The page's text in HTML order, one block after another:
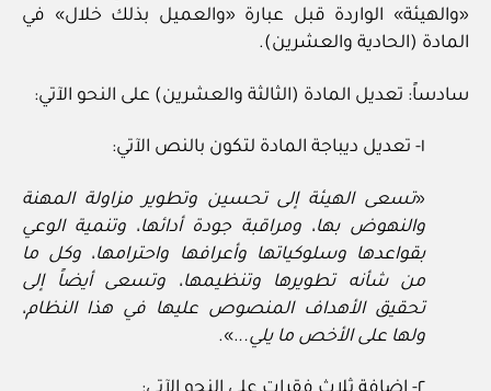
«والهيئة» الواردة قبل عبارة «والعميل بذلك خلال» في
المادة (الحادية والعشرين).
سادساً: تعديل المادة (الثالثة والعشرين) على النحو الآتي:
١- تعديل ديباجة المادة لتكون بالنص الآتي:
«تسعى الهيئة إلى تحسين وتطوير مزاولة المهنة
والنهوض بها، ومراقبة جودة أدائها، وتنمية الوعي
بقواعدها وسلوكياتها وأعرافها واحترامها، وكل ما
من شأنه تطويرها وتنظيمها، وتسعى أيضاً إلى
تحقيق الأهداف المنصوص عليها في هذا النظام،
ولها على الأخص ما يلي...».